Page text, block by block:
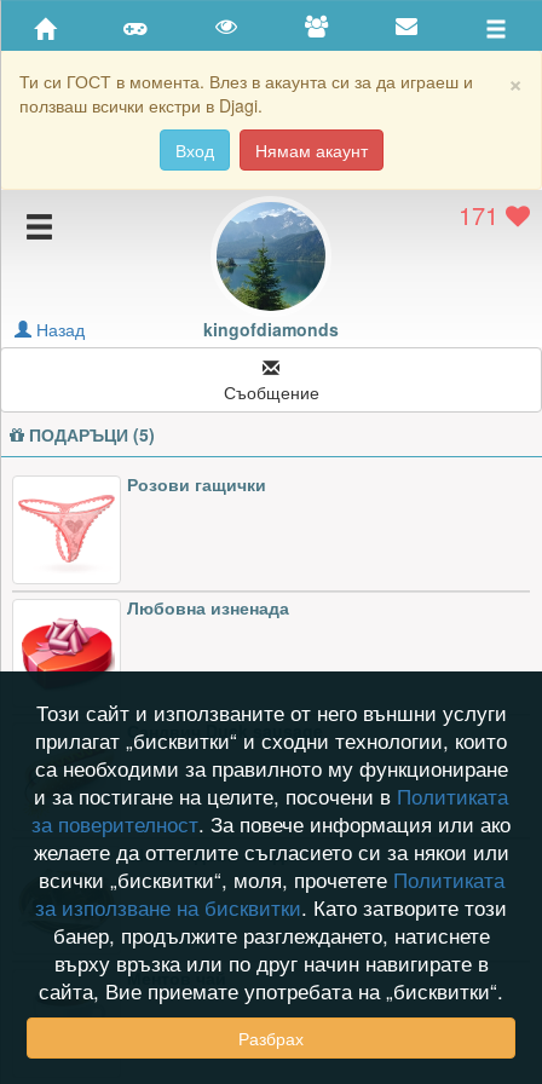
×
Ти си ГОСТ в момента. Влез в акаунта си за да играеш и
ползваш всички екстри в Djagi.
Вход
Нямам акаунт
Приятели
Хронология на игри
Подаръците на kingofdiamonds
Картичките на kingofdiamonds
Блокирай kingofdiamonds
171
kingofdiamonds
Назад
Съобщение
ПОДАРЪЦИ (5)
Розови гащички
Любовна изненада
Сандвич Duck sausage
Шоколадови сладки 5
Ментов чай
Този сайт и използваните от него външни услуги
прилагат „бисквитки“ и сходни технологии, които
са необходими за правилното му функциониране
и за постигане на целите, посочени в Политиката
за поверителност. За повече информация или ако
желаете да оттеглите съгласието си за някои или
всички „бисквитки“, моля, прочетете Политиката
за използване на бисквитки. Като затворите този
банер, продължите разглеждането, натиснете
върху връзка или по друг начин навигирате в
сайта, Вие приемате употребата на „бисквитки“.
Разбрах